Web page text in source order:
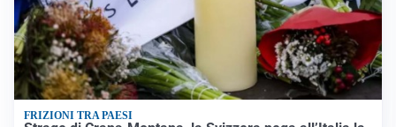
FRIZIONI TRA PAESI